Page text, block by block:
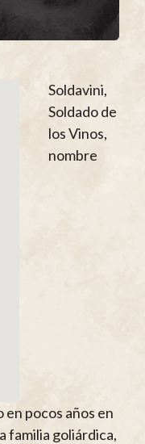
Soldavini,
Soldado de
los Vinos,
nombre
pocos años en
familia goliárdica,